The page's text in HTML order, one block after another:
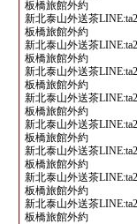
板橋旅館外約
新北泰山外送茶
板橋旅館外約
新北泰山外送茶
板橋旅館外約
新北泰山外送茶
板橋旅館外約
新北泰山外送茶
板橋旅館外約
新北泰山外送茶
板橋旅館外約
新北泰山外送茶
板橋旅館外約
新北泰山外送茶
板橋旅館外約
新北泰山外送茶
板橋旅館外約